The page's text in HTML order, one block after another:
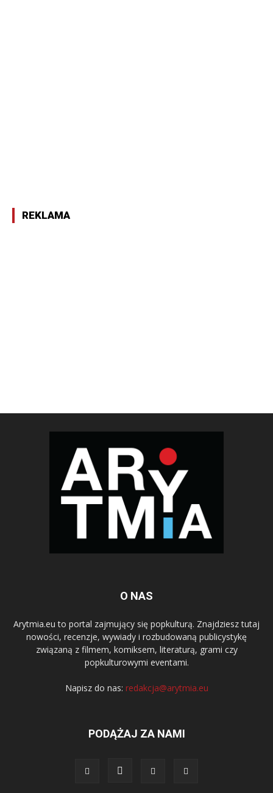
REKLAMA
O NAS
Arytmia.eu to portal zajmujący się popkulturą. Znajdziesz tutaj
nowości, recenzje, wywiady i rozbudowaną publicystykę
związaną z filmem, komiksem, literaturą, grami czy
popkulturowymi eventami.
Napisz do nas: redakcja@arytmia.eu
PODĄŻAJ ZA NAMI